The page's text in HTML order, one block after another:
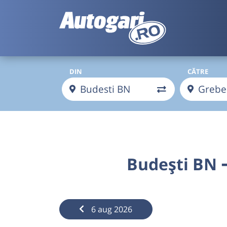
DIN CĂTRE
Budești BN
6 aug 2026